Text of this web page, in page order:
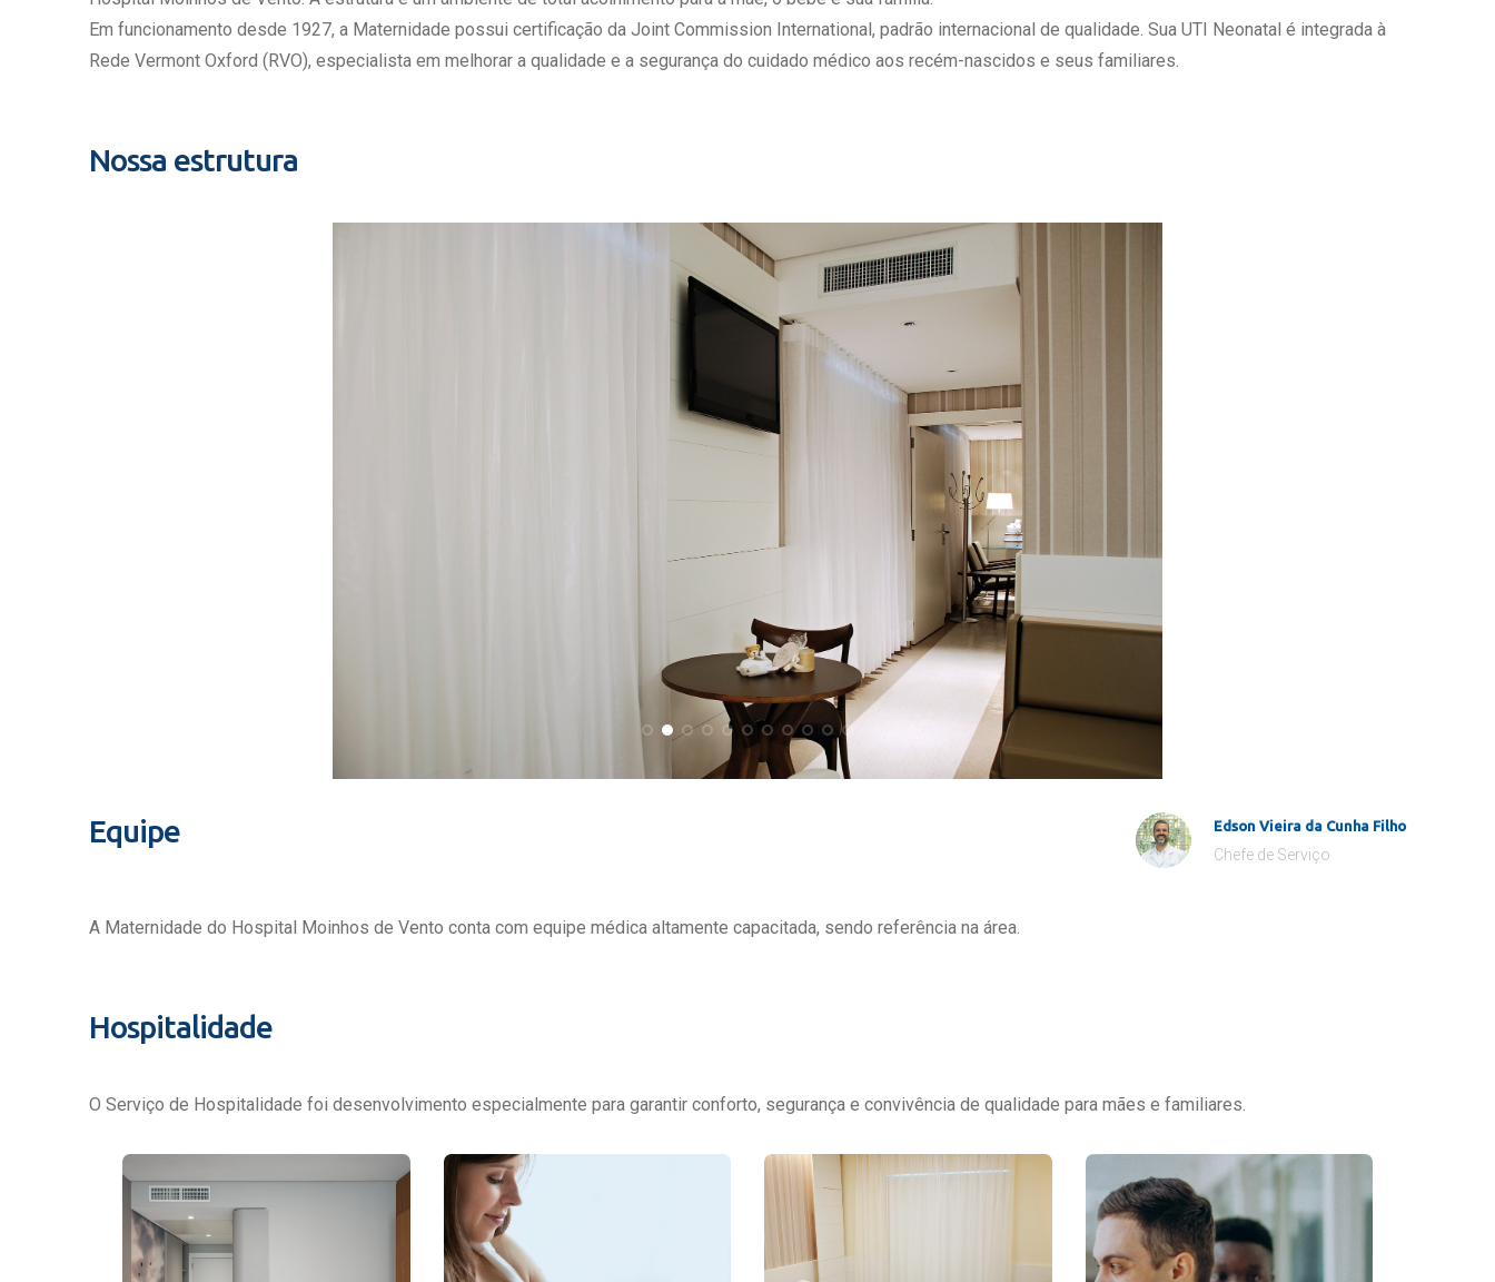
Estrutura de Gestão
Exames - Portal Médico
Quem Somos
Responsabilidade Ambiental
Ambulatório Digital de Nutrição para
Em funcionamento desde 1927, a Maternidade possui certificação da Joint Commission International, padrão internacional de qualidade. Sua UTI Neonatal é integrada à
Rede Vermont Oxford (RVO), especialista em melhorar a qualidade e a segurança do cuidado médico aos recém-nascidos e seus familiares.
Nossa estrutura
Equipe Edson Vieira da Cunha Filho
Chefe de Serviço
A Maternidade do Hospital Moinhos de Vento conta com equipe médica altamente capacitada, sendo referência na área.
Hospitalidade
O Serviço de Hospitalidade foi desenvolvimento especialmente para garantir conforto, segurança e convivência de qualidade para mães e familiares.